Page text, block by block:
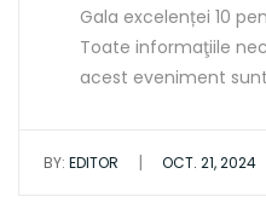
Gala excelenței 10
Toate informaţiile
acest eveniment
BY: EDITOR | OCT. 21, 2024